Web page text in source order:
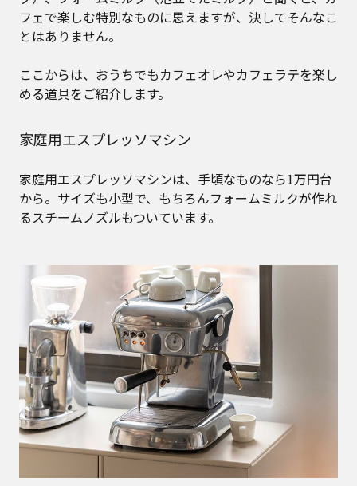
フェで楽しむ特別なものに思えますが、決してそんなこ
とはありません。
ここからは、おうちでもカフェオレやカフェラテを楽し
める道具をご紹介します。
家庭用エスプレッソマシン
家庭用エスプレッソマシンは、手頃なものなら1万円台
から。サイズも小型で、もちろんフォームミルクが作れ
るスチームノズルもついています。